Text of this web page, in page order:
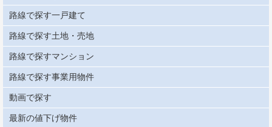
路線で探す一戸建て
路線で探す土地・売地
路線で探すマンション
路線で探す事業用物件
動画で探す
最新の値下げ物件